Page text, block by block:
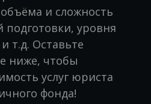
и сложность
подготовки, уровня
т.д. Оставьте
ниже, чтобы
услуг юриста
фонда!